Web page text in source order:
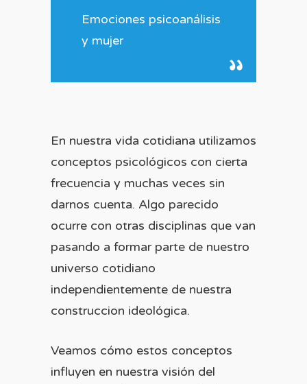
Emociones psicoanálisis
y mujer
En nuestra vida cotidiana utilizamos
conceptos psicológicos con cierta
frecuencia y muchas veces sin
darnos cuenta. Algo parecido
ocurre con otras disciplinas que van
pasando a formar parte de nuestro
universo cotidiano
independientemente de nuestra
construccion ideológica.
Veamos cómo estos conceptos
influyen en nuestra visión del